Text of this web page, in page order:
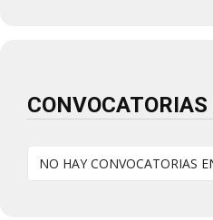
NO HAY CONVOCATORIAS